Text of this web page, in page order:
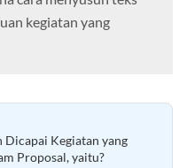
kegiatan yang
Dicapai Kegiatan yang
Proposal, yaitu?